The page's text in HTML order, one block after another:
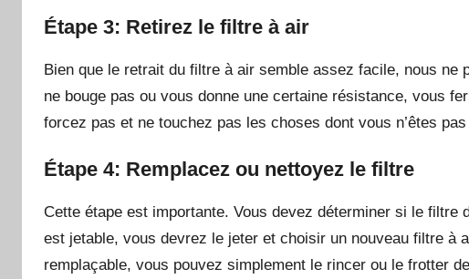
Étape 3: Retirez le filtre à air
Bien que le retrait du filtre à air semble assez facile, nous
ne bouge pas ou vous donne une certaine résistance, vous
forcez pas et ne touchez pas les choses dont vous n’êtes
Étape 4: Remplacez ou nettoyez le filtre
Cette étape est importante. Vous devez déterminer si le filtre
est jetable, vous devrez le jeter et choisir un nouveau filtre à
remplaçable, vous pouvez simplement le rincer ou le frotter